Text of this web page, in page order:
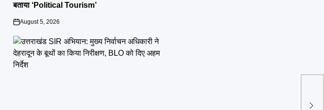
बताया ‘Political Tourism’
on
August 5, 2026